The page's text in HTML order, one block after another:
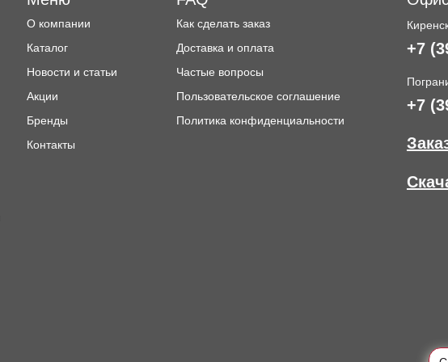
О компании
Каталог
Новости и статьи
Акции
Бренды
Контакты
Как сделать заказ
Доставка и оплата
Частые вопросы
Пользовательское соглашение
Политика конфиденциальности
+7
+7